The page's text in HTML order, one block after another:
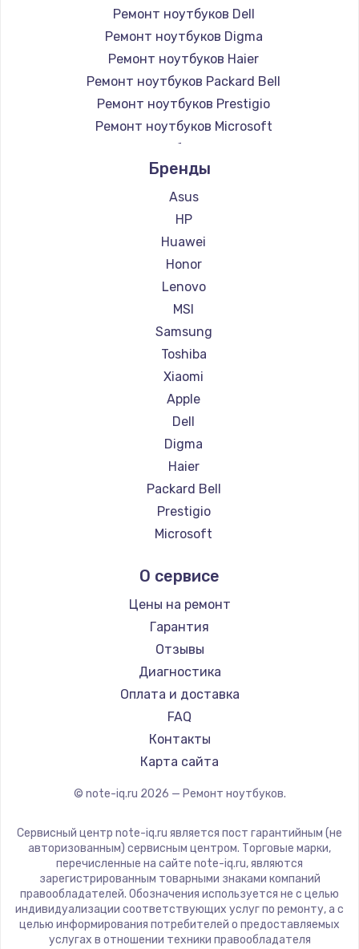
Ремонт ноутбуков Dell
Ремонт ноутбуков Digma
Ремонт ноутбуков Haier
Ремонт ноутбуков Packard Bell
Ремонт ноутбуков Prestigio
Ремонт ноутбуков Microsoft
Ремонт ноутбуков Alienware
Ремонт ноутбуков Aquarius
Ремонт ноутбуков Gigabyte
Ремонт ноутбуков Aorus
Ремонт ноутбуков Maibenben
Ремонт ноутбуков Getac
Ремонт ноутбуков Epson
Ремонт ноутбуков Philips
Ремонт ноутбуков LG
Ремонт ноутбуков Panasonic
Ремонт ноутбуков Irbis
Ремонт ноутбуков Thunderobot
Ремонт ноутбуков Hasee
Ремонт ноутбуков ZTE
Ремонт ноутбуков Hiper
Ремонт ноутбуков Evga
Ремонт ноутбуков Google
Ремонт ноутбуков Echips
Ремонт ноутбуков Predator
Ремонт ноутбуков iru
Ремонт ноутбуков Machenike
Ремонт ноутбуков DEXP
Ремонт ноутбуков Teclast
Ремонт ноутбуков CHUWI
Ремонт ноутбуков Colorful
Бренды
Asus
HP
Huawei
Honor
Lenovo
MSI
Samsung
Toshiba
Xiaomi
Apple
Dell
Digma
Haier
Packard Bell
Prestigio
Microsoft
Aquarius
Gigabyte
Aorus
Maibenben
Getac
Epson
Philips
LG
Panasonic
ZTE
Hiper
Evga
Google
Echips
О сервисе
Цены на ремонт
Гарантия
Отзывы
Диагностика
Оплата и доставка
FAQ
Контакты
Карта сайта
© note-iq.ru 2026 — Ремонт ноутбуков.
Сервисный центр note-iq.ru является пост гарантийным (не
авторизованным) сервисным центром. Торговые марки,
перечисленные на сайте note-iq.ru, являются
зарегистрированным товарными знаками компаний
правообладателей. Обозначения используется не с целью
индивидуализации соответствующих услуг по ремонту, а с
целью информирования потребителей о предоставляемых
услугах в отношении техники правообладателя